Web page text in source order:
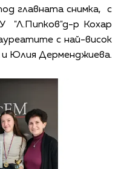
главната снимка, с
"Л.Пипков"д-р Кохар
с най-висок
Юлия Дерменджиева.